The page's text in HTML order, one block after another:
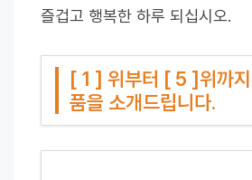
즐겁고 행복한 하루 되십시오.
[ 1 ] 위부터 [ 5 ]위까
품을 소개드립니다.